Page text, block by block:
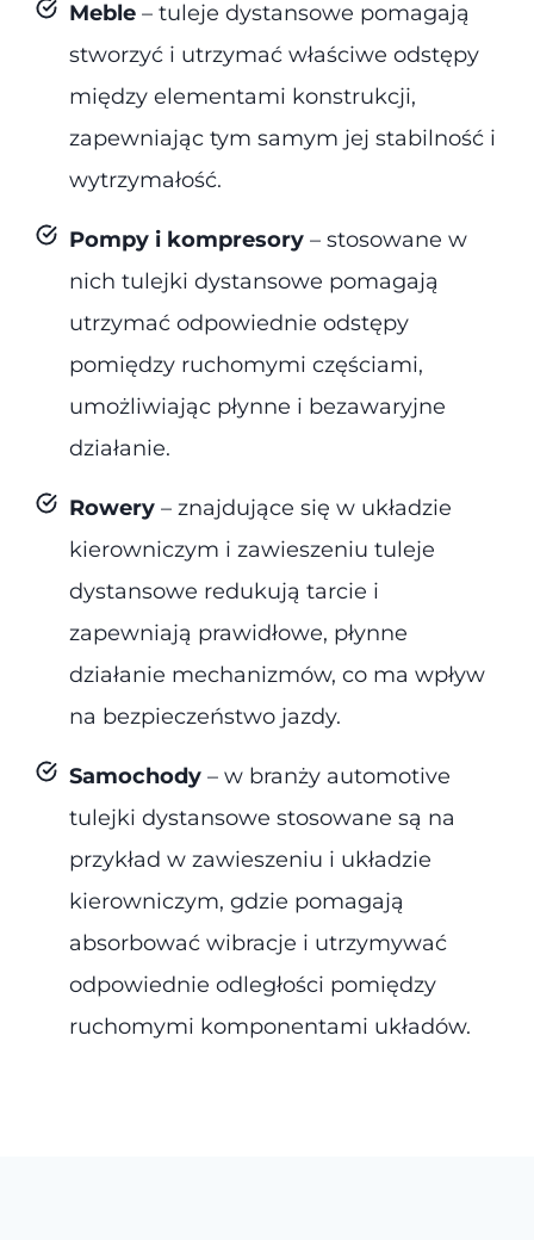
Meble – tuleje dystansowe pomagają
stworzyć i utrzymać właściwe odstępy
między elementami konstrukcji,
zapewniając tym samym jej stabilność i
wytrzymałość.
Pompy i kompresory – stosowane w
nich tulejki dystansowe pomagają
utrzymać odpowiednie odstępy
pomiędzy ruchomymi częściami,
umożliwiając płynne i bezawaryjne
działanie.
Rowery – znajdujące się w układzie
kierowniczym i zawieszeniu tuleje
dystansowe redukują tarcie i
zapewniają prawidłowe, płynne
działanie mechanizmów, co ma wpływ
na bezpieczeństwo jazdy.
Samochody – w branży automotive
tulejki dystansowe stosowane są na
przykład w zawieszeniu i układzie
kierowniczym, gdzie pomagają
absorbować wibracje i utrzymywać
odpowiednie odległości pomiędzy
ruchomymi komponentami układów.